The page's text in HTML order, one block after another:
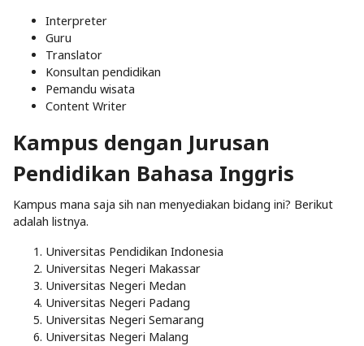
Interpreter
Guru
Translator
Konsultan pendidikan
Pemandu wisata
Content Writer
Kampus dengan Jurusan
Pendidikan Bahasa Inggris
Kampus mana saja sih nan menyediakan bidang ini? Berikut
adalah listnya.
Universitas Pendidikan Indonesia
Universitas Negeri Makassar
Universitas Negeri Medan
Universitas Negeri Padang
Universitas Negeri Semarang
Universitas Negeri Malang